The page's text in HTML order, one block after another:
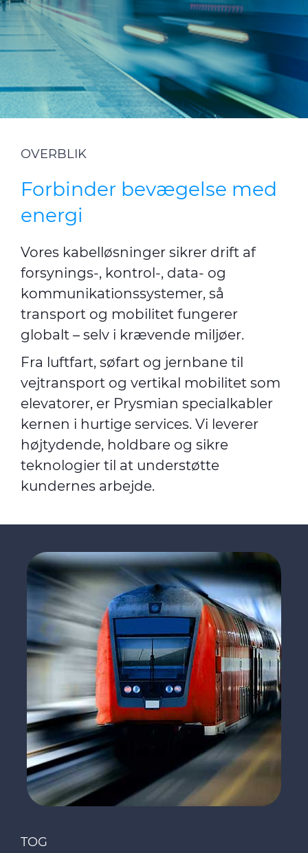
E-Path
Teknisk info
Nyhedsbrev
OVERBLIK
Forbinder bevægelse med
energi
Vores kabelløsninger sikrer drift af
forsynings-, kontrol-, data- og
kommunikationssystemer, så
transport og mobilitet fungerer
globalt – selv i krævende miljøer.
Fra luftfart, søfart og jernbane til
vejtransport og vertikal mobilitet som
elevatorer, er Prysmian specialkabler
kernen i hurtige services. Vi leverer
højtydende, holdbare og sikre
teknologier til at understøtte
kundernes arbejde.
TOG